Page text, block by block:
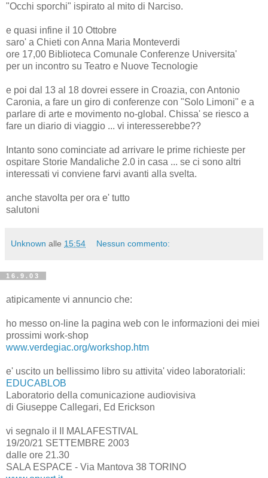
"Occhi sporchi" ispirato al mito di Narciso.
e quasi infine il 10 Ottobre
saro' a Chieti con Anna Maria Monteverdi
ore 17,00 Biblioteca Comunale Conferenze Universita'
per un incontro su Teatro e Nuove Tecnologie
e poi dal 13 al 18 dovrei essere in Croazia, con Antonio
Caronia, a fare un giro di conferenze con "Solo Limoni" e a
parlare di arte e movimento no-global. Chissa' se riesco a
fare un diario di viaggio ... vi interesserebbe??
Intanto sono cominciate ad arrivare le prime richieste per
ospitare Storie Mandaliche 2.0 in casa ... se ci sono altri
interessati vi conviene farvi avanti alla svelta.
anche stavolta per ora e' tutto
salutoni
Unknown alle 15:54 Nessun commento:
16.9.03
atipicamente vi annuncio che:
ho messo on-line la pagina web con le informazioni dei miei
prossimi work-shop
www.verdegiac.org/workshop.htm
e' uscito un bellissimo libro su attivita' video laboratoriali:
EDUCABLOB
Laboratorio della comunicazione audiovisiva
di Giuseppe Callegari, Ed Erickson
vi segnalo il II MALAFESTIVAL
19/20/21 SETTEMBRE 2003
dalle ore 21.30
SALA ESPACE - Via Mantova 38 TORINO